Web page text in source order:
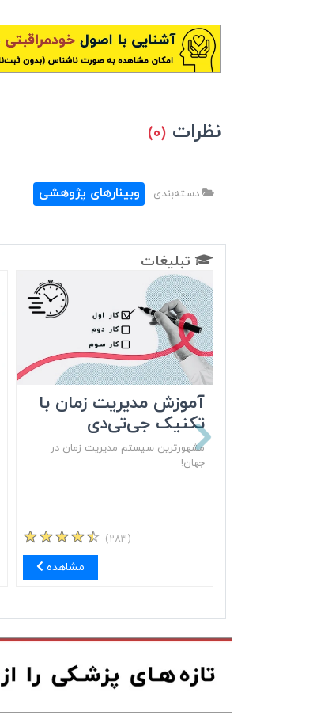
نظرات (۰)
دسته‌بندی: وبینارهای پژوهشی
تبلیغات
آموزش مدیریت زمان با
تکنیک جی‌تی‌دی
مشهور‌ترین سیستم مدیریت زمان در
جهان!
(۲۸۳)
مشاهده